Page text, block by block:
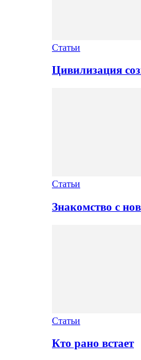
Статьи
Цивилизация
Статьи
Знакомство с
Статьи
Кто рано встает